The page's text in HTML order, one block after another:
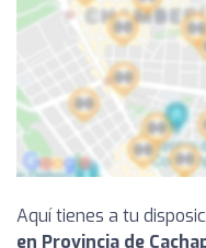
Aquí tienes a tu
en Provincia de